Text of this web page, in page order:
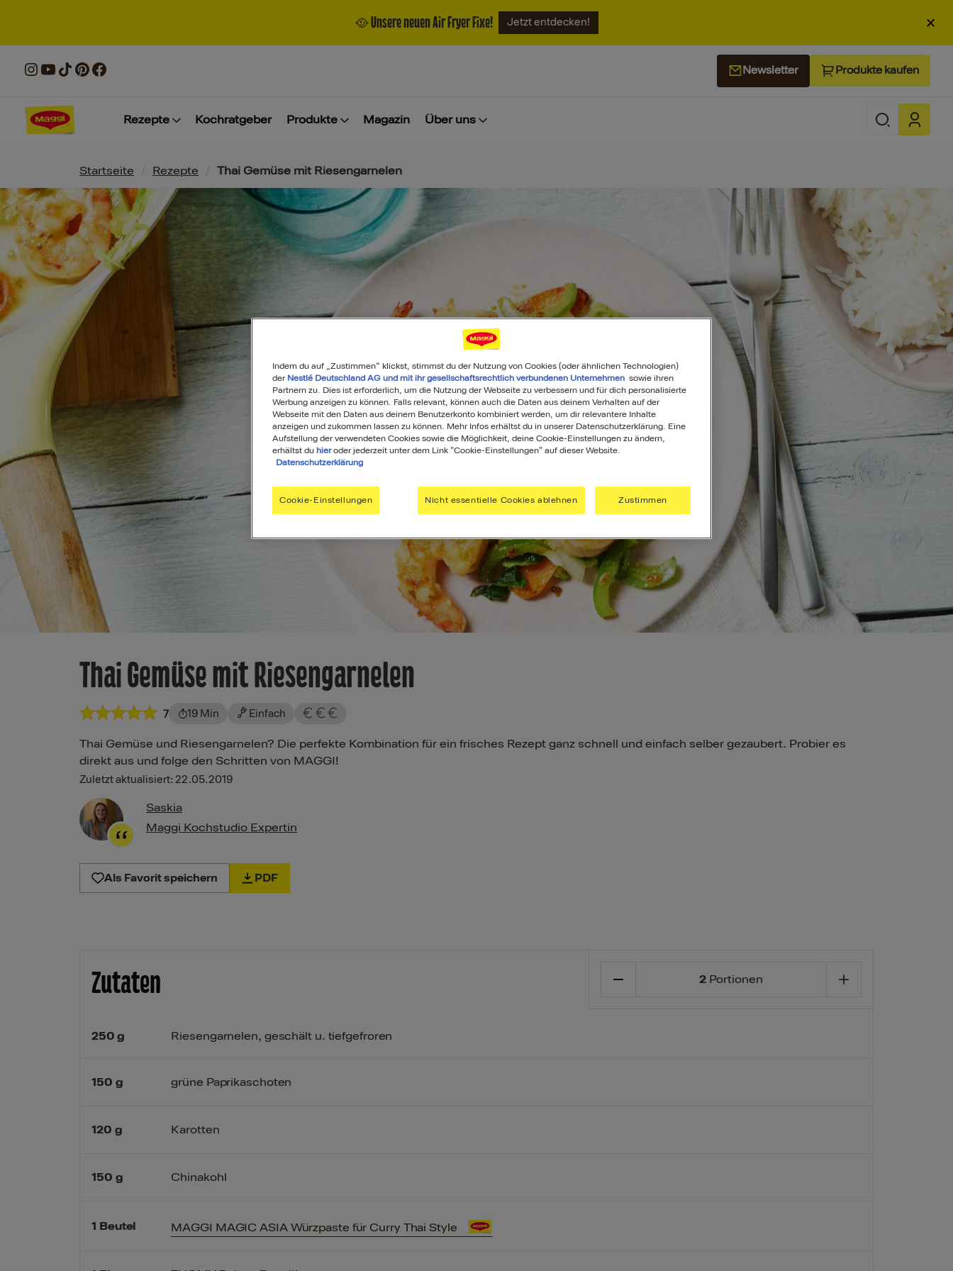
🥘 Unsere neuen Air Fryer Fixe! Jetzt entdecken! ×
Newsletter Produkte kaufen
Rezepte Kochratgeber Produkte Magazin Über uns
Pfadnavigation
Startseite Rezepte Thai Gemüse mit Riesengarnelen
Thai Gemüse mit Riesengarnelen
7 19 Min Einfach
Thai Gemüse und Riesengarnelen? Die perfekte Kombination für ein frisches Rezept ganz schnell und einfach selber gezaubert. Probier es
direkt aus und folge den Schritten von MAGGI!
Zuletzt aktualisiert: 22.05.2019
Saskia
Maggi Kochstudio Expertin
Als Favorit speichern PDF
Zutaten 2Portionen
250 g
150 g
120 g
150 g
1 Beutel
Riesengarnelen, geschält u. tiefgefroren
grüne Paprikaschoten
Karotten
Chinakohl
MAGGI MAGIC ASIA Würzpaste für Curry Thai Style
Indem du auf „Zustimmen“ klickst, stimmst du der Nutzung von Cookies (oder ähnlichen Technologien)
der Nestlé Deutschland AG und mit ihr gesellschaftsrechtlich verbundenen Unternehmen sowie ihren
Partnern zu. Dies ist erforderlich, um die Nutzung der Webseite zu verbessern und für dich personalisierte
Werbung anzeigen zu können. Falls relevant, können auch die Daten aus deinem Verhalten auf der
Webseite mit den Daten aus deinem Benutzerkonto kombiniert werden, um dir relevantere Inhalte
anzeigen und zukommen lassen zu können. Mehr Infos erhältst du in unserer Datenschutzerklärung. Eine
Aufstellung der verwendeten Cookies sowie die Möglichkeit, deine Cookie-Einstellungen zu ändern,
erhältst du hieroder jederzeit unter dem Link "Cookie-Einstellungen" auf dieser Website.
Datenschutzerklärung
Cookie-Einstellungen Nicht essentielle Cookies ablehnen Zustimmen